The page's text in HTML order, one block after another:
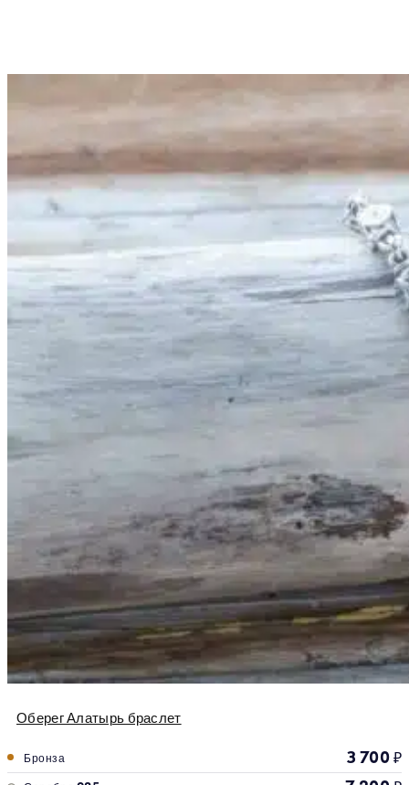
Оберег Алатырь браслет
Бронза 3 700₽